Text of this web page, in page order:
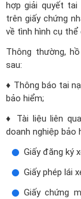
hợp giải quyết tai
trên giấy chứng
về tình hình cụ
Thông thường,
sau:
♦ Thông báo tai
bảo hiểm;
♦ Tài liệu liên
doanh nghiệp bảo
Giấy đăng ký
Giấy phép lái
Giấy chứng